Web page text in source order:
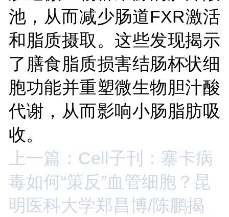
池，从而减少肠道FXR激活
和脂质摄取。这些发现揭示
了膳食脂质损害结肠杯状细
胞功能并重塑微生物胆汁酸
代谢，从而影响小肠脂肪吸
收。
上一篇：Cell子刊：寨卡病
毒如何“策反”血管细胞？昆
明医科大学郑昌博/陈鹏揭